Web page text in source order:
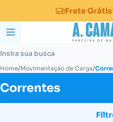
Frete Grátis
Home/Movimentação de Carga/
Correntes